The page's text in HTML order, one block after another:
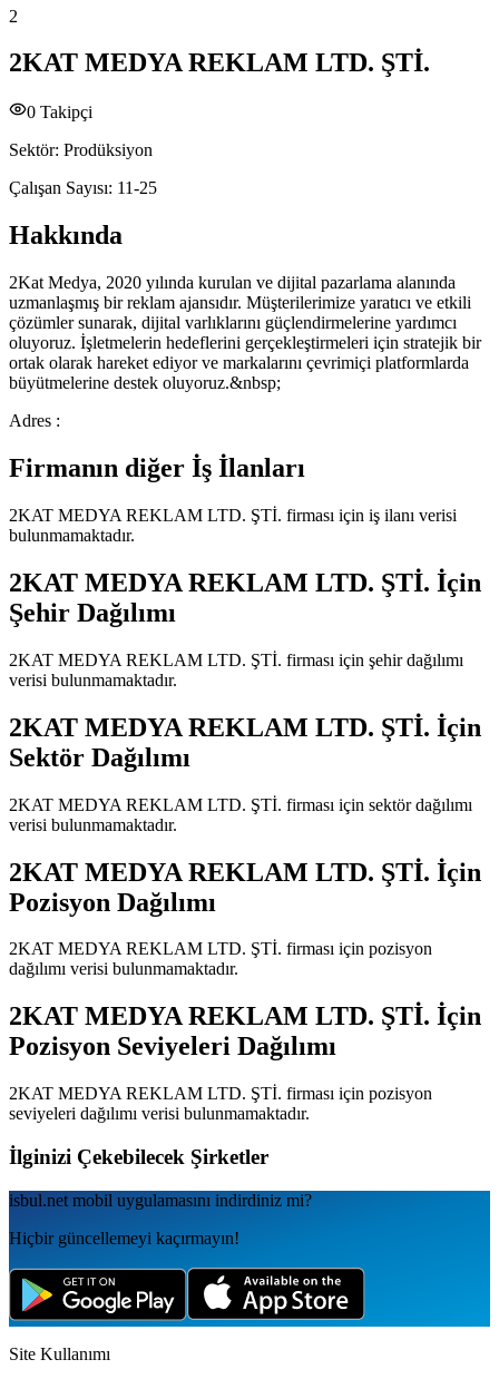
2
2KAT MEDYA REKLAM LTD. ŞTİ.
0 Takipçi
Sektör: Prodüksiyon
Çalışan Sayısı: 11-25
Hakkında
2Kat Medya, 2020 yılında kurulan ve dijital pazarlama alanında
uzmanlaşmış bir reklam ajansıdır. Müşterilerimize yaratıcı ve etkili
çözümler sunarak, dijital varlıklarını güçlendirmelerine yardımcı
oluyoruz. İşletmelerin hedeflerini gerçekleştirmeleri için stratejik bir
ortak olarak hareket ediyor ve markalarını çevrimiçi platformlarda
büyütmelerine destek oluyoruz.&nbsp;
Adres :
Firmanın diğer İş İlanları
2KAT MEDYA REKLAM LTD. ŞTİ. firması için iş ilanı verisi
bulunmamaktadır.
2KAT MEDYA REKLAM LTD. ŞTİ. İçin
Şehir Dağılımı
2KAT MEDYA REKLAM LTD. ŞTİ. firması için şehir dağılımı
verisi bulunmamaktadır.
2KAT MEDYA REKLAM LTD. ŞTİ. İçin
Sektör Dağılımı
2KAT MEDYA REKLAM LTD. ŞTİ. firması için sektör dağılımı
verisi bulunmamaktadır.
2KAT MEDYA REKLAM LTD. ŞTİ. İçin
Pozisyon Dağılımı
2KAT MEDYA REKLAM LTD. ŞTİ. firması için pozisyon
dağılımı verisi bulunmamaktadır.
2KAT MEDYA REKLAM LTD. ŞTİ. İçin
Pozisyon Seviyeleri Dağılımı
2KAT MEDYA REKLAM LTD. ŞTİ. firması için pozisyon
seviyeleri dağılımı verisi bulunmamaktadır.
İlginizi Çekebilecek Şirketler
isbul.net mobil uygulamаsını indirdiniz mi?
Hiçbir güncellemeyi kaçırmayın!
Site Kullanımı